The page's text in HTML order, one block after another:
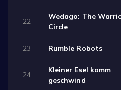
22
Wedago: The
Circle
23 Rumble Robots
24
Kleiner Esel komm
geschwind